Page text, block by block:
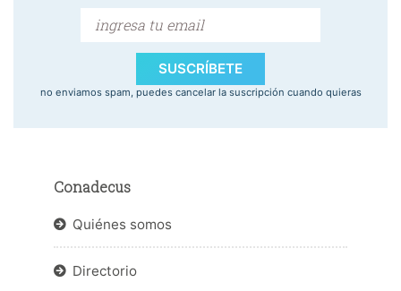
SUSCRÍBETE
no enviamos spam, puedes cancelar la suscripción cuando quieras
Conadecus
Quiénes somos
Directorio